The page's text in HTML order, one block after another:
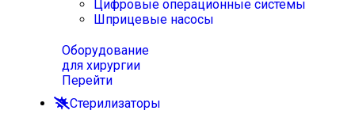
Цифровые операционные системы
Шприцевые насосы
Оборудование
для хирургии
Перейти
Стерилизаторы